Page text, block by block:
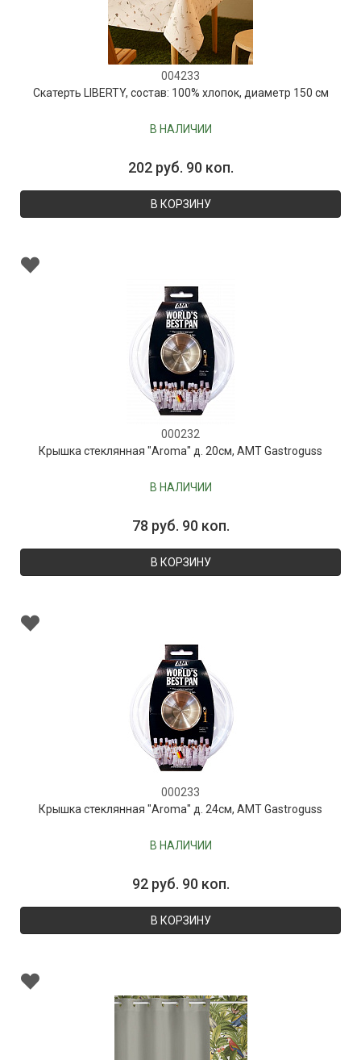
004233
Скатерть LIBERTY, состав: 100% хлопок, диаметр 150 см
В НАЛИЧИИ
202 руб. 90 коп.
В КОРЗИНУ
000232
Крышка стеклянная "Aroma" д. 20см, AMT Gastroguss
В НАЛИЧИИ
78 руб. 90 коп.
В КОРЗИНУ
000233
Крышка стеклянная "Aroma" д. 24см, AMT Gastroguss
В НАЛИЧИИ
92 руб. 90 коп.
В КОРЗИНУ